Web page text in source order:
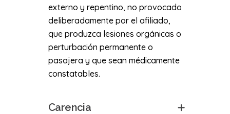
externo y repentino, no provocado
deliberadamente por el afiliado,
que produzca lesiones orgánicas o
perturbación permanente o
pasajera y que sean médicamente
constatables.
Carencia